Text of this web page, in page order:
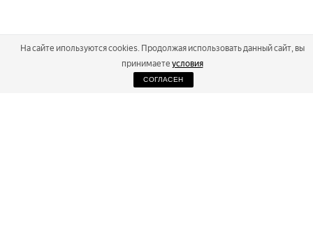
2026
На сайте ипользуются cookies. Продолжая использовать данный сайт, вы
принимаете условия
СОГЛАСЕН